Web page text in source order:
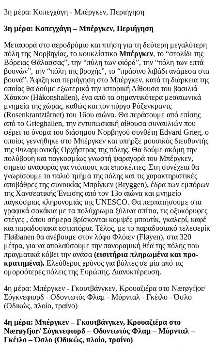
3η μέρα: Κοπεγχάγη - Μπέργκεν, Περιήγηση
3η μέρα: Κοπεγχάγη – Μπέργκεν, Περιήγηση
Μεταφορά στο αεροδρόμιο και πτήση για τη δεύτερη μεγαλύτερη
πόλη της Νορβηγίας, το κουκλίστικο Μπέργκεν, το “στολίδι της
Βόρειας Θάλασσας”, την “πύλη των φιόρδ”, την “πόλη των επτά
βουνών”, την “πόλη της βροχής”, το “πράσινο λιβάδι ανάμεσα στα
βουνά”. Άφιξη και περιήγηση στο Μπέργκεν, κατά τη διάρκεια της
οποίας θα δούμε εξωτερικά την ιστορική Αίθουσα του βασιλιά
Χάακον (Håkonshallen), ένα από τα σημαντικότερα μεσαιωνικά
μνημεία της χώρας, καθώς και τον πύργο Ρόζενκραντς
(Rosenkrantztårnet) του 16ου αιώνα. Θα περάσουμε από επίσης
από το Grieghallen, την εντυπωσιακή αίθουσα συναυλιών που
φέρει το όνομα του διάσημου Νορβηγού συνθέτη Edvard Grieg, ο
οποίος γεννήθηκε στο Μπέργκεν και υπήρξε μουσικός διευθυντής
της Φιλαρμονικής Ορχήστρας της πόλης. Θα δούμε ακόμη την
πολύβουη και παγκοσμίως γνωστή ψαραγορά του Μπέργκεν,
σημείο αναφοράς για ντόπιους και επισκέπτες. Στη συνέχεια θα
γνωρίσουμε το παλιό τμήμα της πόλης και τις χαρακτηριστικές
αποβάθρες της συνοικίας Μπρίγκεν (Bryggen), έδρα των εμπόρων
της Χανσεατικής Ένωσης από τον 13ο αιώνα και μνημείο
παγκόσμιας κληρονομιάς της UNESCO. Θα περπατήσουμε στα
γραφικά σοκάκια με τα πολύχρωμα ξύλινα σπίτια, τις οξυκόρυφες
στέγες , όπου σήμερα βρίσκονται κομψές μπουτίκ, γκαλερί, καφέ
και παραδοσιακά εστιατόρια. Τέλος, με το παραδοσιακό τελεφερίκ
Fløibanen θα ανέβουμε στον λόφο Φλόιεν (Fløyen), στα 320
μέτρα, για να απολαύσουμε την πανοραμική θέα της πόλης που
πραγματικά κόβει την ανάσα (εισιτήρια πληρωμένα και προ-
κρατημένα). Ελεύθερος χρόνος για βόλτες σε μία από τις
ομορφότερες πόλεις της Ευρώπης. Διανυκτέρευση.
4η μέρα: Μπέργκεν - Γκουτβάνγκεν, Κρουαζιέρα στο Nærøyfjor/
Σόγκνεφιορδ - Οδοντωτός Φλαμ - Μύρνταλ - Γκέιλο - Όσλο
(Οδικώς, πλοίο, τραίνο)
4η μέρα: Μπέργκεν – Γκουτβάνγκεν, Κρουαζιέρα στο
Nærøyfjor/ Σόγκνεφιορδ – Οδοντωτός Φλαμ – Μύρνταλ –
Γκέιλο – Όσλο (Οδικώς, πλοίο, τραίνο)